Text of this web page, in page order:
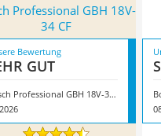
Professional GBH 18V-
34 CF
Bewertung
GUT
Bosch Professional GBH 18V-34 CF